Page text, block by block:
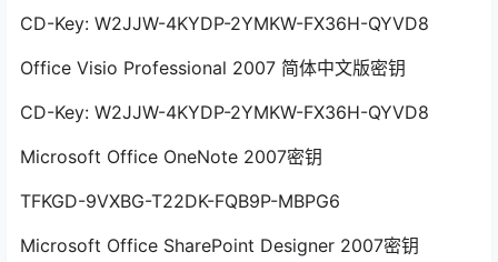
CD-Key: W2JJW-4KYDP-2YMKW-FX36H-QYVD8
Office Visio Professional 2007 简体中文版密钥
CD-Key: W2JJW-4KYDP-2YMKW-FX36H-QYVD8
Microsoft Office OneNote 2007密钥
TFKGD-9VXBG-T22DK-FQB9P-MBPG6
Microsoft Office SharePoint Designer 2007密钥